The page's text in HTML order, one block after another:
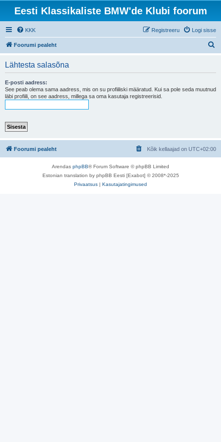
Eesti Klassikaliste BMW'de Klubi foorum
KKK Logi sisse
Registreeru
Foorumi pealeht
Lähtesta salasõna
E-posti aadress:
See peab olema sama aadress, mis on su profiiliski määratud. Kui sa pole seda muutnud
läbi profiili, on see aadress, millega sa oma kasutaja registreerisid.
Foorumi pealeht Kõik kellaajad on UTC+02:00
Arendas phpBB® Forum Software © phpBB Limited
Estonian translation by phpBB Eesti [Exabot] © 2008*-2025
Privaatsus | Kasutajatingimused